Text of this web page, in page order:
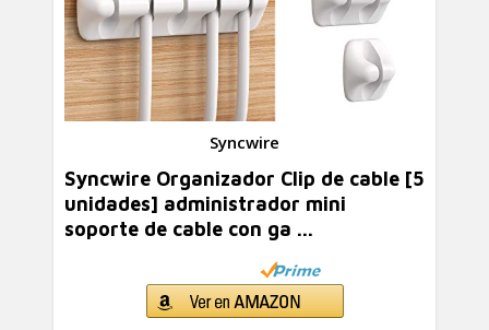
Syncwire
Syncwire Organizador Clip de cable [5
unidades] administrador mini
soporte de cable con ga ...